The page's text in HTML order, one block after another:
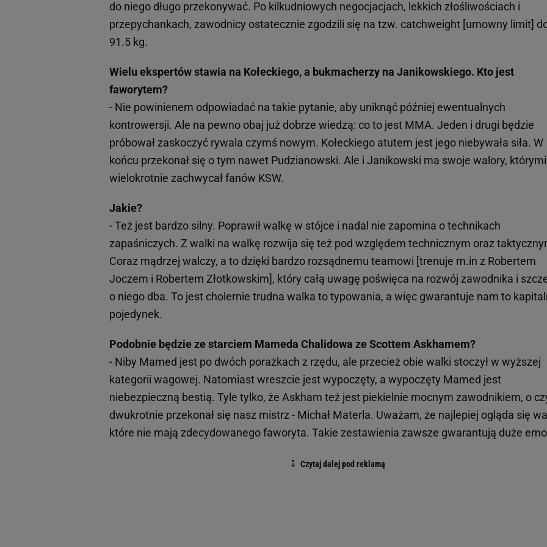
do niego długo przekonywać. Po kilkudniowych negocjacjach, lekkich złośliwościach i
przepychankach, zawodnicy ostatecznie zgodzili się na tzw. catchweight [umowny limit]
91.5 kg.
Wielu ekspertów stawia na Kołeckiego, a bukmacherzy na Janikowskiego. Kto jest
faworytem?
- Nie powinienem odpowiadać na takie pytanie, aby uniknąć później ewentualnych
kontrowersji. Ale na pewno obaj już dobrze wiedzą: co to jest MMA. Jeden i drugi będzie
próbował zaskoczyć rywala czymś nowym. Kołeckiego atutem jest jego niebywała siła. W
końcu przekonał się o tym nawet Pudzianowski. Ale i Janikowski ma swoje walory, którymi
wielokrotnie zachwycał fanów KSW.
Jakie?
- Też jest bardzo silny. Poprawił walkę w stójce i nadal nie zapomina o technikach
zapaśniczych. Z walki na walkę rozwija się też pod względem technicznym oraz
Coraz mądrzej walczy, a to dzięki bardzo rozsądnemu teamowi [trenuje m.in z Robertem
Joczem i Robertem Złotkowskim], który całą uwagę poświęca na rozwój zawodnika i
o niego dba. To jest cholernie trudna walka to typowania, a więc gwarantuje nam to
pojedynek.
Podobnie będzie ze starciem Mameda Chalidowa ze Scottem Askhamem?
- Niby Mamed jest po dwóch porażkach z rzędu, ale przecież obie walki stoczył w wyższej
kategorii wagowej. Natomiast wreszcie jest wypoczęty, a wypoczęty Mamed jest
niebezpieczną bestią. Tyle tylko, że Askham też jest piekielnie mocnym zawodnikiem, o
dwukrotnie przekonał się nasz mistrz - Michał Materla. Uważam, że najlepiej ogląda się
które nie mają zdecydowanego faworyta. Takie zestawienia zawsze gwarantują duże